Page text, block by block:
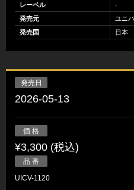
レーベル
-
発売元
ユニ
発売国
日本
発売日
2026-05-13
価 格
¥3,300 (税込)
品 番
UICV-1120